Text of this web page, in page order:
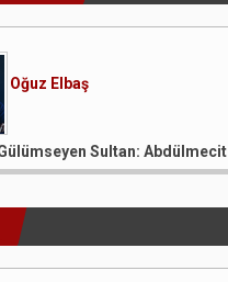
Oğuz Elbaş
Sultan: Abdülmecit